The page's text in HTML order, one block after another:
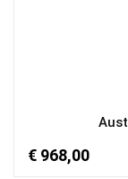
€ 968,00